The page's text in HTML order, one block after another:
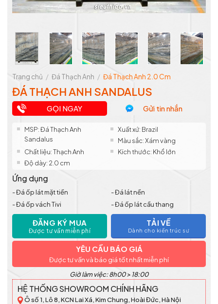
Trang chủ / Đá Thạch Anh / Đá Thạch Anh 2.0 Cm
ĐÁ THẠCH ANH SANDALUS
GỌI NGAY Gửi tin nhắn
MSP: Đá Thạch Anh
Sandalus
Xuất xứ: Brazil
Màu sắc: Xám vàng
Chất liệu: Thạch Anh
Kích thước: Khổ lớn
Độ dày: 2.0 cm
Ứng dụng
- Đá ốp lát mặt tiền
- Đá lát nền
- Đá ốp vách Tivi
- Đá ốp lát cầu thang
ĐĂNG KÝ MUA
Được tư vấn miễn phí
TẢI VỀ
Dành cho kiến trúc sư
YÊU CẦU BÁO GIÁ
Được tư vấn và báo giá tốt nhất miễn phí
Giờ làm việc: 8h00 > 18:00
HỆ THỐNG SHOWROOM CHÍNH HÃNG
Ô số 1, Lô 8, KCN Lai Xá, Kim Chung, Hoài Đức, Hà Nội